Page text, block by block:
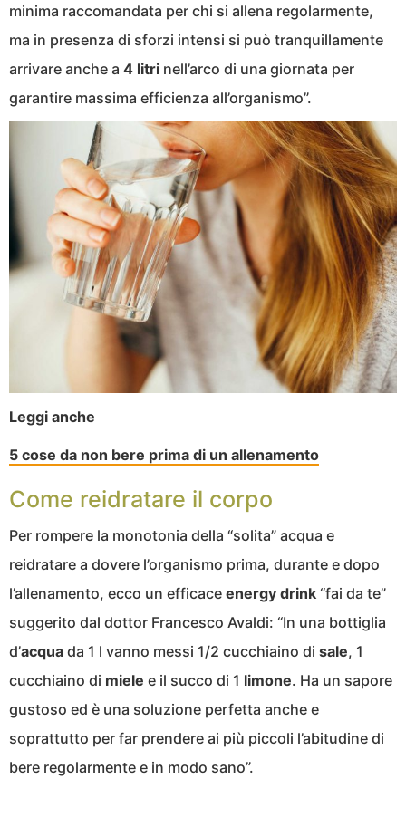
minima raccomandata per chi si allena regolarmente,
ma in presenza di sforzi intensi si può tranquillamente
arrivare anche a 4 litri nell’arco di una giornata per
garantire massima efficienza all’organismo”.
Leggi anche
5 cose da non bere prima di un allenamento
Come reidratare il corpo
Per rompere la monotonia della “solita” acqua e
reidratare a dovere l’organismo prima, durante e dopo
l’allenamento, ecco un efficace energy drink “fai da te”
suggerito dal dottor Francesco Avaldi: “In una bottiglia
d’acqua da 1 l vanno messi 1/2 cucchiaino di sale, 1
cucchiaino di miele e il succo di 1 limone. Ha un sapore
gustoso ed è una soluzione perfetta anche e
soprattutto per far prendere ai più piccoli l’abitudine di
bere regolarmente e in modo sano”.